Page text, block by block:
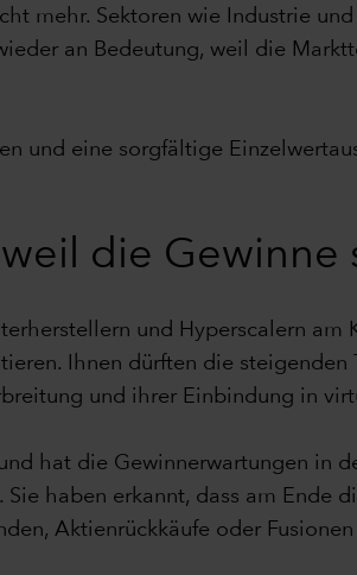
mehr. Sektoren wie Industrie
an Bedeutung, weil die
und eine sorgfältige
die Gewinne
und Hyperscalern
Ihnen dürften die
und ihrer Einbindung in
hat die Gewinnerwartungen in
haben erkannt, dass am
Aktienrückkäufe oder